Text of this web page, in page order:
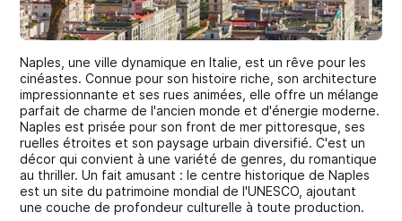
Naples, une ville dynamique en Italie, est un rêve pour les
cinéastes. Connue pour son histoire riche, son architecture
impressionnante et ses rues animées, elle offre un mélange
parfait de charme de l'ancien monde et d'énergie moderne.
Naples est prisée pour son front de mer pittoresque, ses
ruelles étroites et son paysage urbain diversifié. C'est un
décor qui convient à une variété de genres, du romantique
au thriller. Un fait amusant : le centre historique de Naples
est un site du patrimoine mondial de l'UNESCO, ajoutant
une couche de profondeur culturelle à toute production.